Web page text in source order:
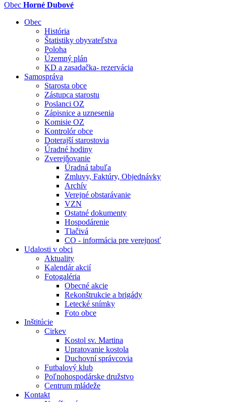
Obec Horné Dubové
Obec
História
Štatistiky obyvateľstva
Poloha
Územný plán
KD a zasadačka- rezervácia
Samospráva
Starosta obce
Zástupca starostu
Poslanci OZ
Zápisnice a uznesenia
Komisie OZ
Kontrolór obce
Doterajší starostovia
Úradné hodiny
Zverejňovanie
Úradná tabuľa
Zmluvy, Faktúry, Objednávky
Archív
Verejné obstarávanie
VZN
Ostatné dokumenty
Hospodárenie
Tlačivá
CO - informácia pre verejnosť
Udalosti v obci
Aktuality
Kalendár akcií
Fotogaléria
Obecné akcie
Rekonštrukcie a brigády
Letecké snímky
Foto obce
Inštitúcie
Cirkev
Kostol sv. Martina
Upratovanie kostola
Duchovní správcovia
Futbalový klub
Poľnohospodárske družstvo
Centrum mládeže
Kontakt